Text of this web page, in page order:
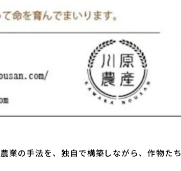
業の手法を、独自で構築しながら、作物たち